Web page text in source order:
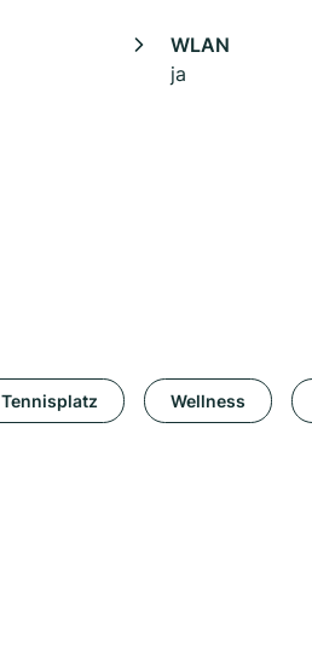
WLAN
ja
Tennisplatz Wellness